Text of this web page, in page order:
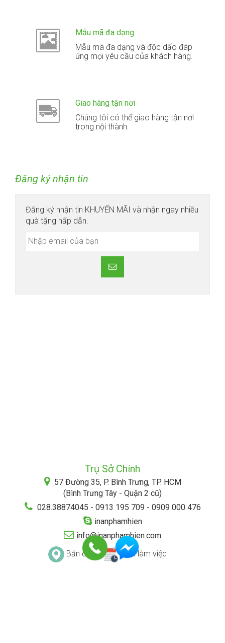
Mẫu mã đa dạng
Mẫu mã đa dạng và độc dấo đáp
ứng mọi yêu cầu của khách hàng.
Giao hàng tận nơi
Chúng tôi có thể giao hàng tận nơi
trong nội thành.
Đăng ký nhận tin
Đăng ký nhận tin KHUYẾN MÃI và nhận ngay nhiều
quà tặng hấp dẫn.
Trụ Sở Chính
57 Đường 35, P. Bình Trưng, TP. HCM
(Bình Trưng Tây - Quận 2 cũ)
028.38874045 - 0913 195 709 - 0909 000 476
inanphamhien
info@inanphamhien.com
Bản đồ
Lịch làm việc